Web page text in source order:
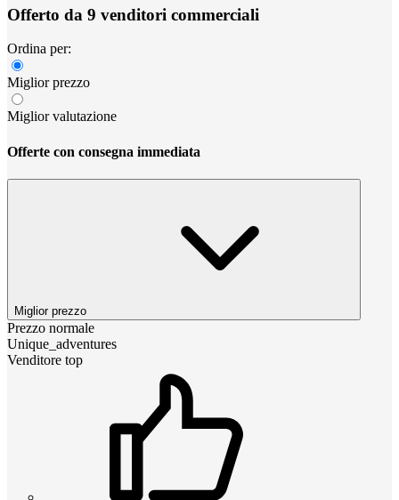
Offerto da 9 venditori commerciali
Ordina per:
Miglior prezzo
Miglior valutazione
Offerte con consegna immediata
Miglior prezzo
Prezzo normale
Unique_adventures
Venditore top